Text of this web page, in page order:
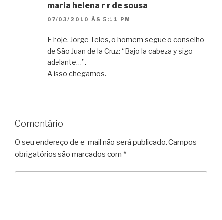
maria helena r r de sousa
07/03/2010 ÀS 5:11 PM
E hoje, Jorge Teles, o homem segue o conselho
de São Juan de la Cruz: “Bajo la cabeza y sigo
adelante…”.
A isso chegamos.
Comentário
O seu endereço de e-mail não será publicado. Campos
obrigatórios são marcados com *